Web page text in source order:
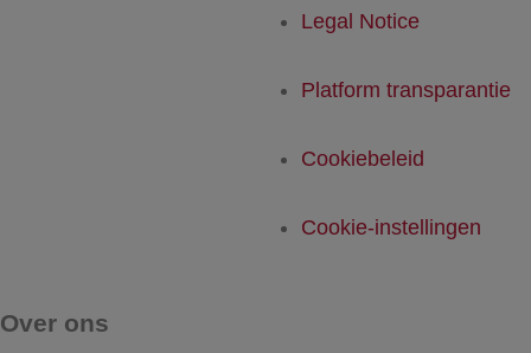
Legal Notice
Platform transparantie
Cookiebeleid
Cookie-instellingen
Over ons